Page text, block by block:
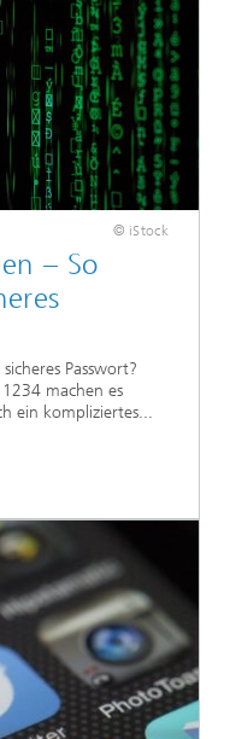
© iStock
– So
Passwort?
machen es
ein kompliziertes...